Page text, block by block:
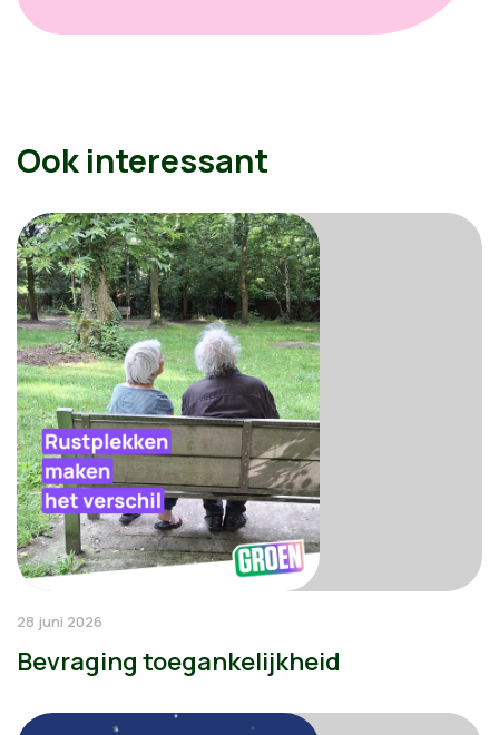
Ook interessant
28 juni 2026
Bevraging toegankelijkheid